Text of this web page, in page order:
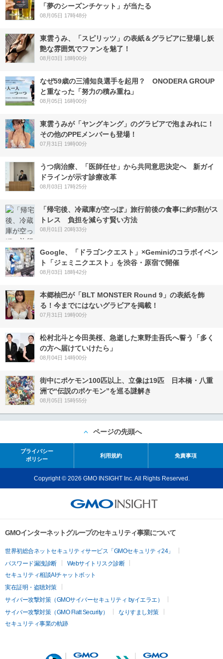
「夢のシーズンチケット」が当たる
08月05日 17時48分
東雲うみ、「スピリッツ」の表紙＆グラビアに登場し妖
艶な雰囲気でファンを魅了！
08月03日 18時00分
なぜ59歳の三浦知良選手を起用？ ONODERA GROUP
と重なった「努力の積み重ね」
08月05日 16時00分
東雲うみが「ヤングキング」のグラビアで泡まみれに！
その他のPPEメンバーも登場！
07月31日 19時00分
うつ病治療、「医師任せ」から共同意思決定へ 新ガイ
ドラインが示す診療改革
08月03日 17時25分
「帰宅後、冷蔵庫が空っぽ」旅行前後の食事に約5割がス
トレス 負担を減らす賢い方法
08月01日 20時33分
Google、「ドラゴンクエスト」×Geminiのコラボイベン
ト「ジェミニクエスト」を渋谷・原宿で開催
08月03日 18時42分
本郷柚巴が「BLT MONSTER Round 9」の表紙を飾
る！今までにはないグラビアを掲載！
07月31日 19時00分
松村北斗と今田美桜、急逝した東野圭吾氏へ誓う「多く
の方へ届けていけたら」
08月04日 14時00分
街中にポケモン100匹以上、立像は19匹 日本橋・八重
洲で“伝説のポケモン”を巡る謎解き
08月05日 15時55分
ページの先頭へ
プライバシー
ポリシー
利用規約 免責事項
Copyright © 2026 GMO INSIGHT Inc. All Rights Reserved.
GMOインターネットグループのセキュリティ事業について
世界初総合ネットセキュリティサービス「GMOセキュリティ24」
パスワード漏洩診断
Webサイトリスク診断
セキュリティ相談AIチャットボット
実在証明・盗聴対策
サイバー攻撃対策（GMOサイバーセキュリティ byイエラエ）
サイバー攻撃対策（GMO Flatt Security）
なりすまし対策
セキュリティ事業の軌跡